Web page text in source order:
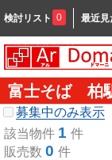
検討リスト 0 最近見
富士そば 柏
募集中のみ表示
該当物件 1 件
販売数 0 件